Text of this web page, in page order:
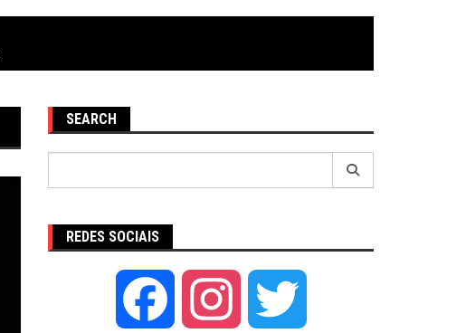
SEARCH
REDES SOCIAIS
Facebook Instagram